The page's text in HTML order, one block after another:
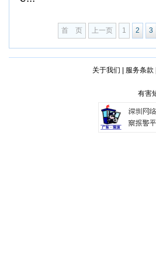
首 页 上一页 1 2 3
关于我们 服务条款
有害